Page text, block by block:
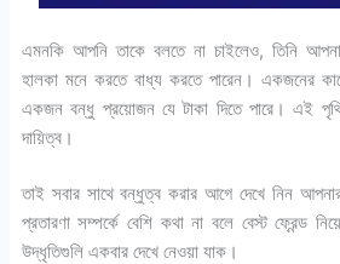
এমনকি আপনি তাকে বলতে না চাইলেও, তিনি
হালকা মনে করতে বাধ্য করতে পারেন। একজনের
একজন বন্ধু প্রয়োজন যে টাকা দিতে পারে। এই
দায়িত্ব।
তাই সবার সাথে বন্ধুত্ব করার আগে দেখে নিন
প্রতারণা সম্পর্কে বেশি কথা না বলে বেস্ট ফ্রেন্ড
উদ্ধৃতিগুলি একবার দেখে নেওয়া যাক।